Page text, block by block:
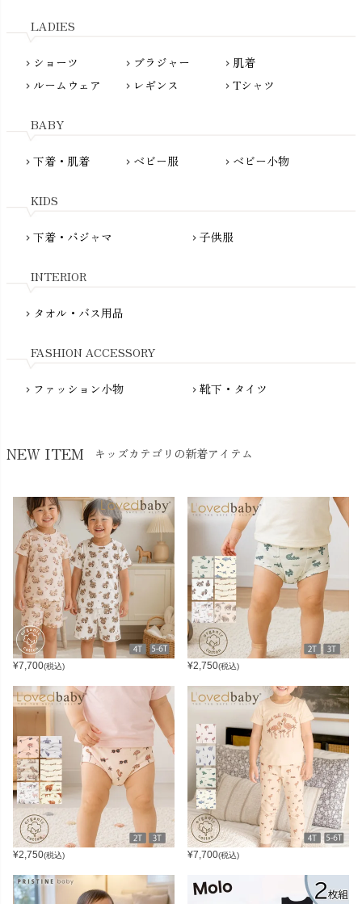
nanadecor（ナナデェコール）
Haruulala（ハルウララ）
PeopleTree（ピープルツリー）
PRISTINE（プリスティン）
fromF（フロムエフ）
Lovingly Organics（ラビングリー）
Madame MO（マダムモー）
maggies（マギーズ）
MATONA（マトナ）
mini rodini（ミニロディーニ）
My Little Cozmo（マイリトルコズモ）
NATURAPURA（ナチュラプラ）
NewNative（ニューネイティブ）
LADIES
chevron_right ショーツ chevron_right ブラジャー chevron_right 肌着
chevron_right ルームウェア chevron_right レギンス chevron_rightTシャツ
BABY
chevron_right 下着・肌着 chevron_right ベビー服 chevron_right ベビー小物
KIDS
chevron_right 下着・パジャマ chevron_right 子供服
INTERIOR
chevron_right タオル・バス用品
FASHION ACCESSORY
chevron_right ファッション小物 chevron_right 靴下・タイツ
NEW ITEM キッズカテゴリの新着アイテム
¥7,700(税込) ¥2,750(税込)
¥2,750(税込) ¥7,700(税込)